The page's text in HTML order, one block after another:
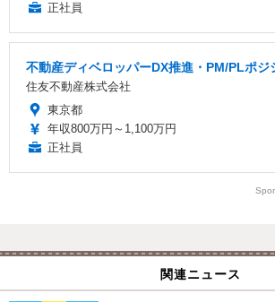
正社員
不動産ディベロッパーDX推進・PM/PLポジ
住友不動産株式会社
東京都
年収800万円～1,100万円
正社員
関連ニュース